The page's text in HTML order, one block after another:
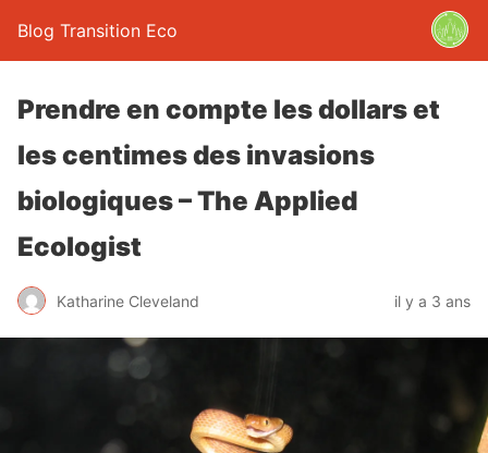
Blog Transition Eco
Prendre en compte les dollars et
les centimes des invasions
biologiques – The Applied
Ecologist
Katharine Cleveland il y a 3 ans